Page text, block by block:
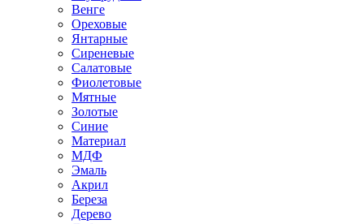
Венге
Ореховые
Янтарные
Сиреневые
Салатовые
Фиолетовые
Мятные
Золотые
Синие
Материал
МДФ
Эмаль
Акрил
Береза
Дерево